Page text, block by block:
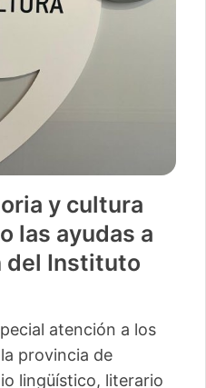
y cultura
las ayudas a
del Instituto
atención a los
provincia de
lingüístico, literario